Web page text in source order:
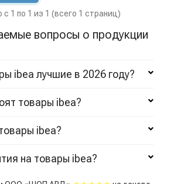
с 1 по 1 из 1 (всего 1 страниц)
вопросы о продукции
ibea лучшие в 2026 году?
товары ibea?
ibea?
на товары ibea?